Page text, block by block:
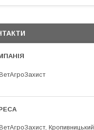
Кропивницький,